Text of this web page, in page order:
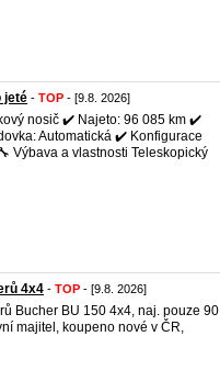
jeté - TOP - [9.8. 2026]
nosič ✔️ Najeto: 96 085 km ✔️
Automatická ✔️ Konfigurace
Výbava a vlastnosti Teleskopický
4x4 - TOP - [9.8. 2026]
Bucher BU 150 4x4, naj. pouze 90
majitel, koupeno nové v ČR,